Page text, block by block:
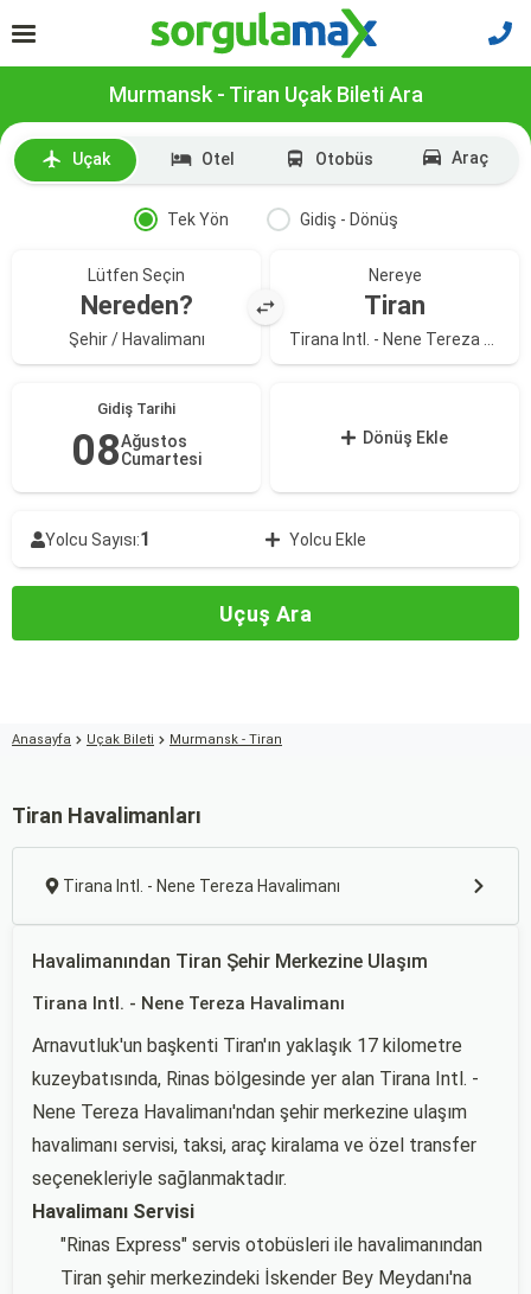
Murmansk - Tiran Uçak Bileti Ara
Uçak Otel Otobüs Araç
Tek Yön Gidiş - Dönüş
Lütfen Seçin
Nereden?
Şehir / Havalimanı
Nereye
Tiran
Gidiş Tarihi
08Ağustos
Cumartesi
Dönüş Ekle
Yolcu Sayısı:1 Yolcu Ekle
Uçuş Ara
Anasayfa Uçak Bileti Murmansk - Tiran
Tiran Havalimanları
Tirana Intl. - Nene Tereza Havalimanı
Havalimanından Tiran Şehir Merkezine Ulaşım
Tirana Intl. - Nene Tereza Havalimanı
Arnavutluk'un başkenti Tiran'ın yaklaşık 17 kilometre
kuzeybatısında, Rinas bölgesinde yer alan Tirana Intl. -
Nene Tereza Havalimanı'ndan şehir merkezine ulaşım
havalimanı servisi, taksi, araç kiralama ve özel transfer
seçenekleriyle sağlanmaktadır.
Havalimanı Servisi
"Rinas Express" servis otobüsleri ile havalimanından
Tiran şehir merkezindeki İskender Bey Meydanı'na